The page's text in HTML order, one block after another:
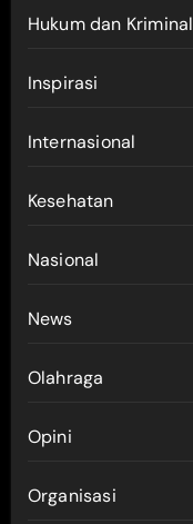
Hukum dan Kriminal
Inspirasi
Internasional
Kesehatan
Nasional
News
Olahraga
Opini
Organisasi